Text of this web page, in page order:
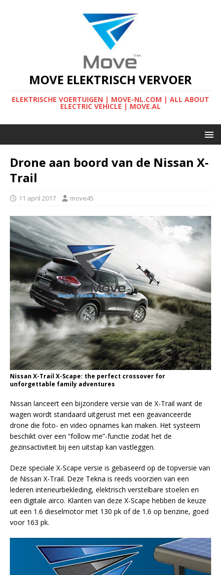
MOVE ELEKTRISCH VERVOER
ELEKTRISCHE VOERTUIGEN | MOVE-NL.COM | ALL ABOUT
ELECTRIC VEHICLE | MOVE.AL
Drone aan boord van de Nissan X-
Trail
11 april 2017 move45
Nissan X-Trail X-Scape: the perfect crossover for
unforgettable family adventures
Nissan lanceert een bijzondere versie van de X-Trail want de
wagen wordt standaard uitgerust met een geavanceerde
drone die foto- en video opnames kan maken. Het systeem
beschikt over een “follow me”-functie zodat het de
gezinsactiviteit bij een uitstap kan vastleggen.
Deze speciale X-Scape versie is gebaseerd op de topversie van
de Nissan X-Trail. Deze Tekna is reeds voorzien van een
lederen interieurbekleding, elektrisch verstelbare stoelen en
een digitale airco. Klanten van deze X-Scape hebben de keuze
uit een 1.6 dieselmotor met 130 pk of de 1.6 op benzine, goed
voor 163 pk.